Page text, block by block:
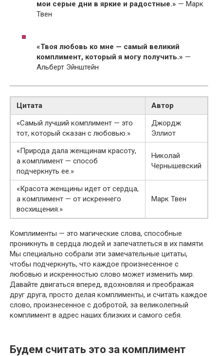
мои серые дни в яркие и радостные.» — Марк
Твен
«Твоя любовь ко мне — самый великий
комплимент, который я могу получить.» —
Альберт Эйнштейн
Цитата
Автор
«Самый лучший комплимент — это
тот, который сказан с любовью.»
Джордж
Эллиот
«Природа дала женщинам красоту,
а комплимент — способ
подчеркнуть ее.»
Николай
Чернышевский
«Красота женщины идет от сердца,
а комплимент — от искреннего
восхищения.»
Марк Твен
Комплименты — это магические слова, способные
проникнуть в сердца людей и запечатлеться в их памяти.
Мы специально собрали эти замечательные цитаты,
чтобы подчеркнуть, что каждое произнесенное с
любовью и искренностью слово может изменить мир.
Давайте двигаться вперед, вдохновляя и преображая
друг друга, просто делая комплименты, и считать каждое
слово, произнесенное с добротой, за великолепный
комплимент в адрес наших близких и самого себя.
Будем считать это за комплимент